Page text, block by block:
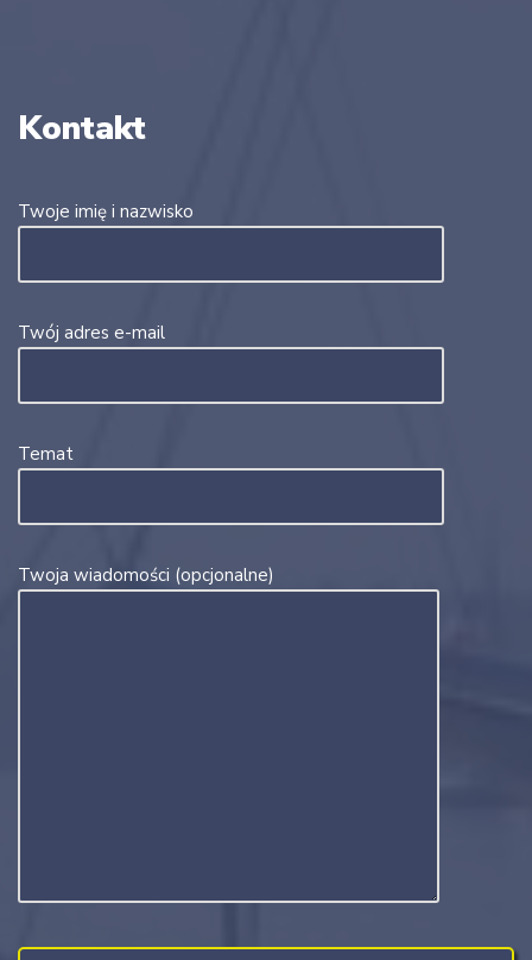
Kontakt
Twoje imię i nazwisko
Twój adres e-mail
Temat
Twoja wiadomości (opcjonalne)